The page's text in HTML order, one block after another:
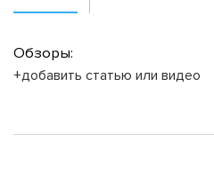
Обзоры:
+добавить статью или видео